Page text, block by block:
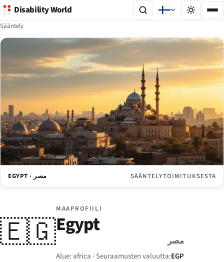
Disability World
Sääntely
EGYPT · مصر SÄÄNTELYTOIMITUKSESTA
🇪🇬
MAAPROFIILI
Egypt
مصر
Alue: africa · Seuraamusten valuutta:EGP